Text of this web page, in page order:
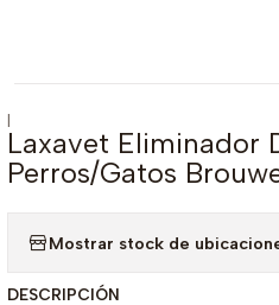
|
Laxavet Eliminador
Perros/Gatos
Mostrar stock de
DESCRIPCIÓN